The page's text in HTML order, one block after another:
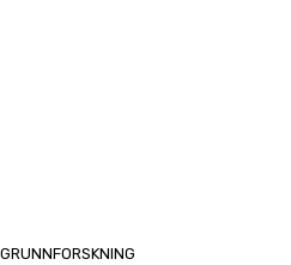
GRUNNFORSKNING